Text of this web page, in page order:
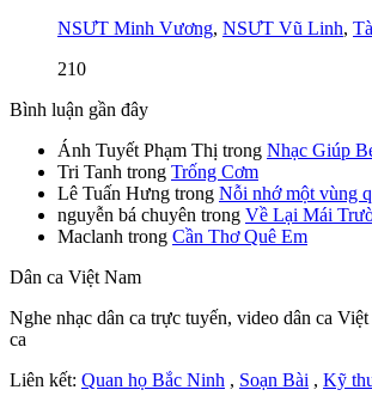
NSƯT Minh Vương, NSƯT Vũ Linh,
210
Bình luận gần đây
Ánh Tuyết Phạm Thị trong Nhạc Giúp
Tri Tanh trong Trống Cơm
Lê Tuấn Hưng trong Nỗi nhớ một vùng
nguyễn bá chuyên trong Về Lại Mái
Maclanh trong Cần Thơ Quê Em
Dân ca Việt Nam
Nghe nhạc dân ca trực tuyến, video dân ca
ca
Liên kết: Quan họ Bắc Ninh , Soạn Bài , Kỹ